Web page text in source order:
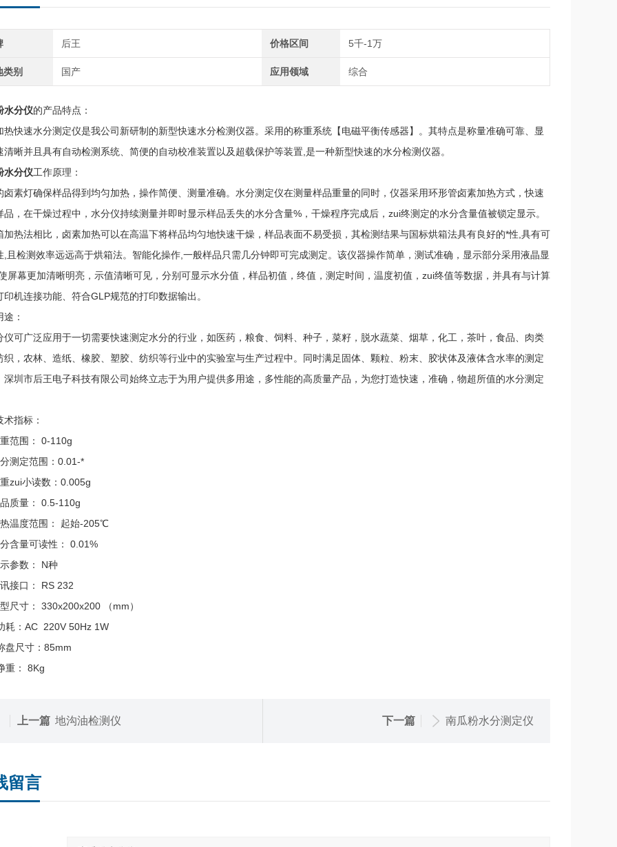
后王 价格区间 5千-1万
类别 国产 应用领域 综合
水分仪的产品特点：
热快速水分测定仪是我公司新研制的新型快速水分检测仪器。采用的称重系统【电磁平衡传感器】。其特点是称量准确可靠、显
清晰并且具有自动检测系统、简便的自动校准装置以及超载保护等装置,是一种新型快速的水分检测仪器。
水分仪工作原理：
卤素灯确保样品得到均匀加热，操作简便、测量准确。水分测定仪在测量样品重量的同时，仪器采用环形管卤素加热方式，快速
品，在干燥过程中，水分仪持续测量并即时显示样品丢失的水分含量%，干燥程序完成后，zui终测定的水分含量值被锁定显示。
加热法相比，卤素加热可以在高温下将样品均匀地快速干燥，样品表面不易受损，其检测结果与国标烘箱法具有良好的*性,具有可
,且检测效率远远高于烘箱法。智能化操作,一般样品只需几分钟即可完成测定。该仪器操作简单，测试准确，显示部分采用液晶显
屏幕更加清晰明亮，示值清晰可见，分别可显示水分值，样品初值，终值，测定时间，温度初值，zui终值等数据，并具有与计算
印机连接功能、符合GLP规范的打印数据输出。
：
仪可广泛应用于一切需要快速测定水分的行业，如医药，粮食、饲料、种子，菜籽，脱水蔬菜、烟草，化工，茶叶，食品、肉类
织，农林、造纸、橡胶、塑胶、纺织等行业中的实验室与生产过程中。同时满足固体、颗粒、粉末、胶状体及液体含水率的测定
深圳市后王电子科技有限公司始终立志于为用户提供多用途，多性能的高质量产品，为您打造快速，准确，物超所值的水分测定
术指标：
范围： 0-110g
测定范围：0.01-*
zui小读数：0.005g
质量： 0.5-110g
温度范围： 起始-205℃
含量可读性： 0.01%
参数： N种
接口： RS 232
尺寸： 330x200x200 （mm）
耗：AC 220V 50Hz 1W
盘尺寸：85mm
重： 8Kg
上一篇 地沟油检测仪 下一篇 南瓜粉水分测定仪
留言